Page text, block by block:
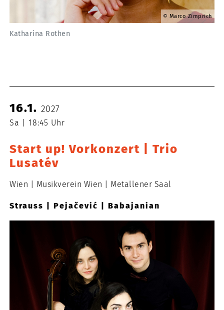
Marco Zimprich
Katharina Rothen
16.1.2027
Sa 18:45 Uhr
Start up! Vorkonzert | Trio
Lusatév
Wien Musikverein Wien Metallener Saal
Strauss | Pejačević | Babajanian